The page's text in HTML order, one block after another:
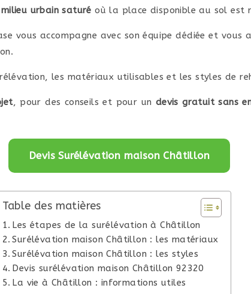
urbain saturé où la place disponible au sol est
vous accompagne avec son équipe dédiée et
les matériaux utilisables et les styles de
, pour des conseils et pour un devis gratuit sans
Devis Surélévation maison Châtillon
Table des matières
Les étapes de la surélévation à Châtillon
Surélévation maison Châtillon : les matériaux
Surélévation maison Châtillon : les styles
Devis surélévation maison Châtillon 92320
La vie à Châtillon : informations utiles